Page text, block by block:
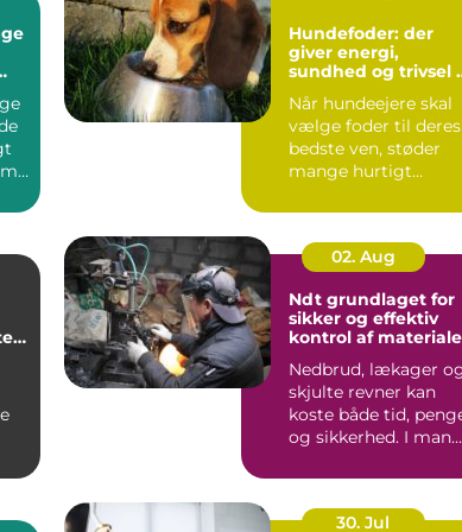
Hundefoder: der
giver energi,
sundhed og trivsel i
Når hundeejere skal
vælge foder til deres
bedste ven, støder
mange hurtigt
02. Aug
Ndt grundlaget for
sikker og effektiv
kontrol af
Nedbrud, lækager
skjulte revner kan
koste både tid,
og sikkerhed. I mange
30. Jul